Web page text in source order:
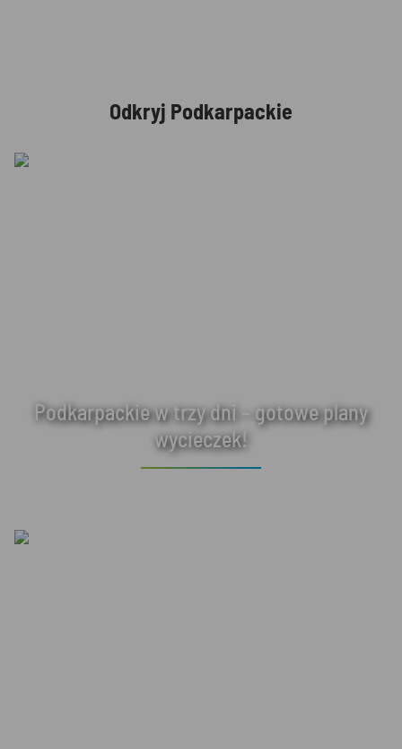
Odkryj Podkarpackie
Podkarpackie w trzy dni – gotowe plany
wycieczek!